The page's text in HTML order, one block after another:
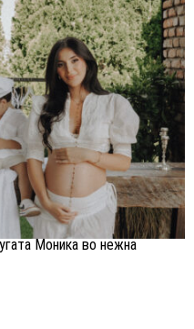
Моника во нежна